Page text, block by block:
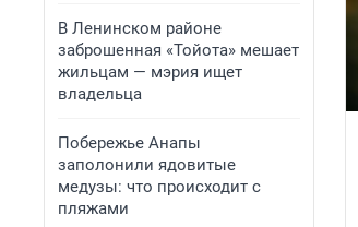
В Ленинском районе
заброшенная «Тойота» мешает
жильцам — мэрия ищет
владельца
Побережье Анапы
заполонили ядовитые
медузы: что происходит с
пляжами